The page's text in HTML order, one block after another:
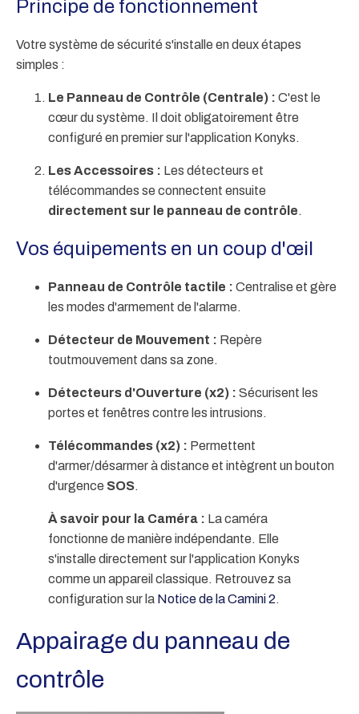
Principe de fonctionnement
Votre système de sécurité s'installe en deux étapes
simples :
Le Panneau de Contrôle (Centrale) : C'est le
cœur du système. Il doit obligatoirement être
configuré en premier sur l'application Konyks.
Les Accessoires : Les détecteurs et
télécommandes se connectent ensuite
directement sur le panneau de contrôle.
Vos équipements en un coup d'œil
Panneau de Contrôle tactile : Centralise et gère
les modes d'armement de l'alarme.
Détecteur de Mouvement : Repère
toutmouvement dans sa zone.
Détecteurs d'Ouverture (x2) : Sécurisent les
portes et fenêtres contre les intrusions.
Télécommandes (x2) : Permettent
d'armer/désarmer à distance et intègrent un bouton
d'urgence SOS.
À savoir pour la Caméra : La caméra
fonctionne de manière indépendante. Elle
s'installe directement sur l'application Konyks
comme un appareil classique. Retrouvez sa
configuration sur la Notice de la Camini 2.
Appairage du panneau de
contrôle